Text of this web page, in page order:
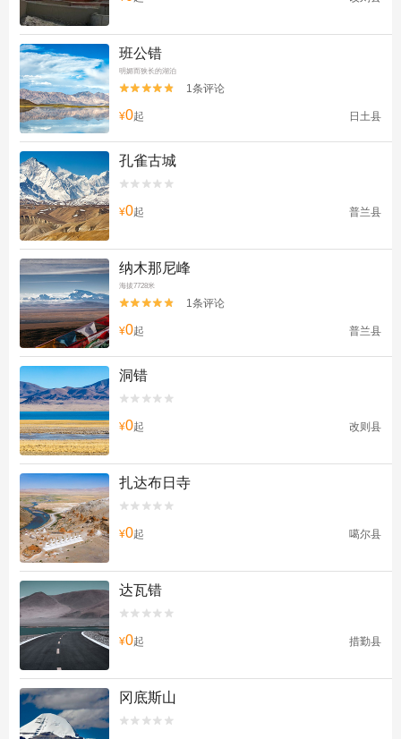
班公错
明媚而狭长的湖泊

 1条评论
¥0起 日土县
孔雀古城


¥0起 普兰县
纳木那尼峰
海拔7728米

 1条评论
¥0起 普兰县
洞错


¥0起 改则县
扎达布日寺


¥0起 噶尔县
达瓦错


¥0起 措勤县
冈底斯山

